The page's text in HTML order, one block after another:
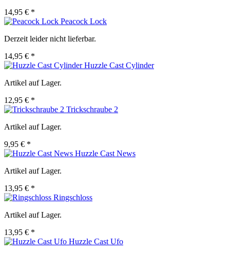
14,95 € *
Peacock Lock
Derzeit leider nicht lieferbar.
14,95 € *
Huzzle Cast Cylinder
Artikel auf Lager.
12,95 € *
Trickschraube 2
Artikel auf Lager.
9,95 € *
Huzzle Cast News
Artikel auf Lager.
13,95 € *
Ringschloss
Artikel auf Lager.
13,95 € *
Huzzle Cast Ufo